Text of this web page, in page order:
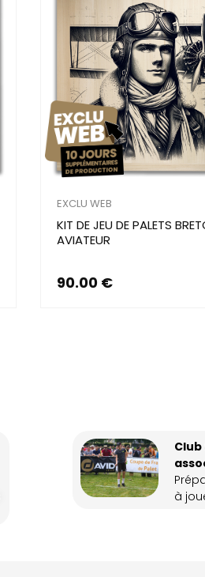
EXCLU WEB
KIT DE JEU DE PALETS
AVIATEUR
90.00 €
Club
à